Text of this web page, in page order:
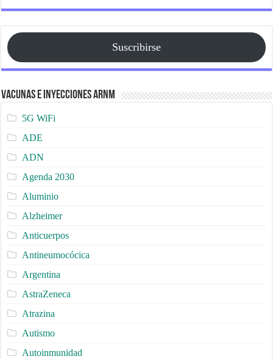
Suscribirse
Vacunas e Inyecciones ARNm
5G WiFi
ADE
ADN
Agenda 2030
Aluminio
Alzheimer
Anticuerpos
Antineumocócica
Argentina
AstraZeneca
Atrazina
Autismo
Autoinmunidad